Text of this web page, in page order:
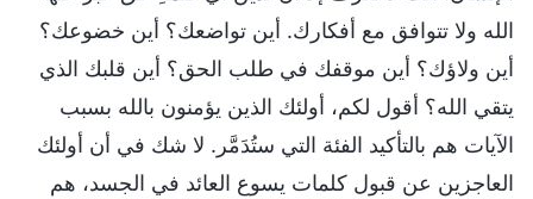
الله ولا تتوافق مع أفكارك. أين تواضعك؟ أين خضوعك؟
أين ولاؤك؟ أين موقفك في طلب الحق؟ أين قلبك الذي
يتقي الله؟ أقول لكم، أولئك الذين يؤمنون بالله بسبب
الآيات هم بالتأكيد الفئة التي ستُدَمَّر. لا شك في أن أولئك
العاجزين عن قبول كلمات يسوع العائد في الجسد، هم